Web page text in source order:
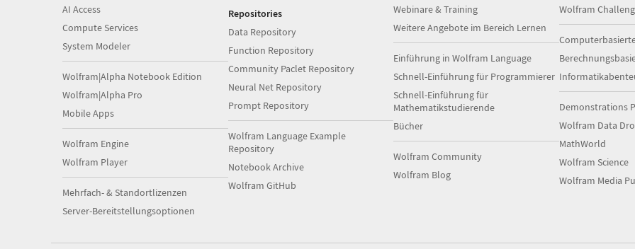
AI Access
Compute Services
System Modeler
Wolfram|Alpha Notebook Edition
Wolfram|Alpha Pro
Mobile Apps
Wolfram Engine
Wolfram Player
Mehrfach- & Standortlizenzen
Server-Bereitstellungsoptionen
Repositories
Data Repository
Function Repository
Community Paclet Repository
Neural Net Repository
Prompt Repository
Wolfram Language Example
Repository
Notebook Archive
Wolfram GitHub
Webinare & Training
Weitere Angebote im Bereich Lernen
Einführung in Wolfram Language
Schnell-Einführung für Programmierer
Schnell-Einführung für
Mathematikstudierende
Bücher
Wolfram Community
Wolfram Blog
Wolfram
Demonstrations
Wolfram Data
MathWorld
Wolfram Science
Wolfram Media